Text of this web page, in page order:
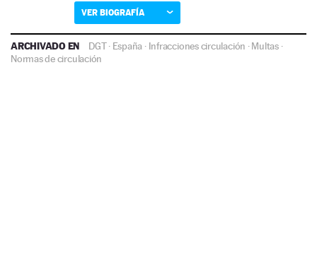
VER BIOGRAFÍA
ARCHIVADO EN DGT· España · Infracciones circulación ·Multas ·
Normas de circulación